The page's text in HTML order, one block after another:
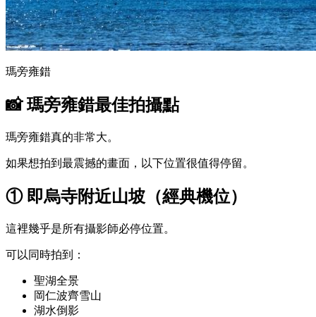
瑪旁雍錯
📸 瑪旁雍錯最佳拍攝點
瑪旁雍錯真的非常大。
如果想拍到最震撼的畫面，以下位置很值得停留。
① 即烏寺附近山坡（經典機位）
這裡幾乎是所有攝影師必停位置。
可以同時拍到：
聖湖全景
岡仁波齊雪山
湖水倒影